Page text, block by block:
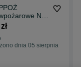
NA
EI30 EI60
dnia 05 sierpnia